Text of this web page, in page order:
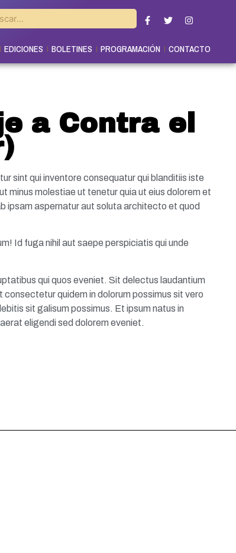
EDICIONES BOLETINES PROGRAMACIÓN CONTACTO
a Contra el
sint qui inventore consequatur qui blanditiis iste
minus molestiae ut tenetur quia ut eius dolorem et
ipsam aspernatur aut soluta architecto et quod
Id fuga nihil aut saepe perspiciatis qui unde
qui quos eveniet. Sit delectus laudantium
quidem in dolorum possimus sit vero
sit galisum possimus. Et ipsum natus in
eligendi sed dolorem eveniet.